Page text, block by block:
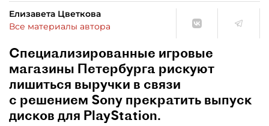
Елизавета Цветкова
Все материалы автора
Специализированные игровые
магазины Петербурга рискуют
лишиться выручки в связи
с решением Sony прекратить выпуск
дисков для PlayStation.